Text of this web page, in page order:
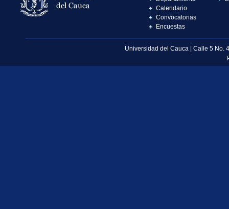
Calendario
Convocatorias
Encuestas
Universidad del Cauca | Calle 5 No.